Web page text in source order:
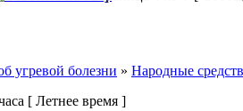
угревой болезни » Народные
[ Летнее время ]